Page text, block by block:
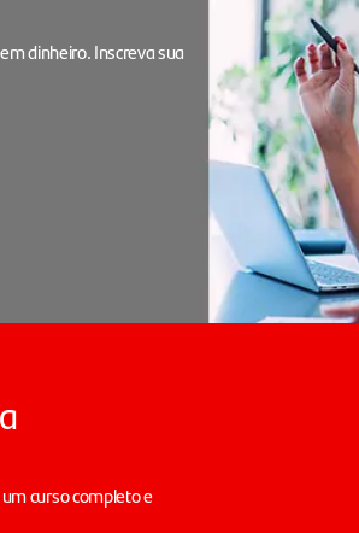
dinheiro. Inscreva sua
curso completo e